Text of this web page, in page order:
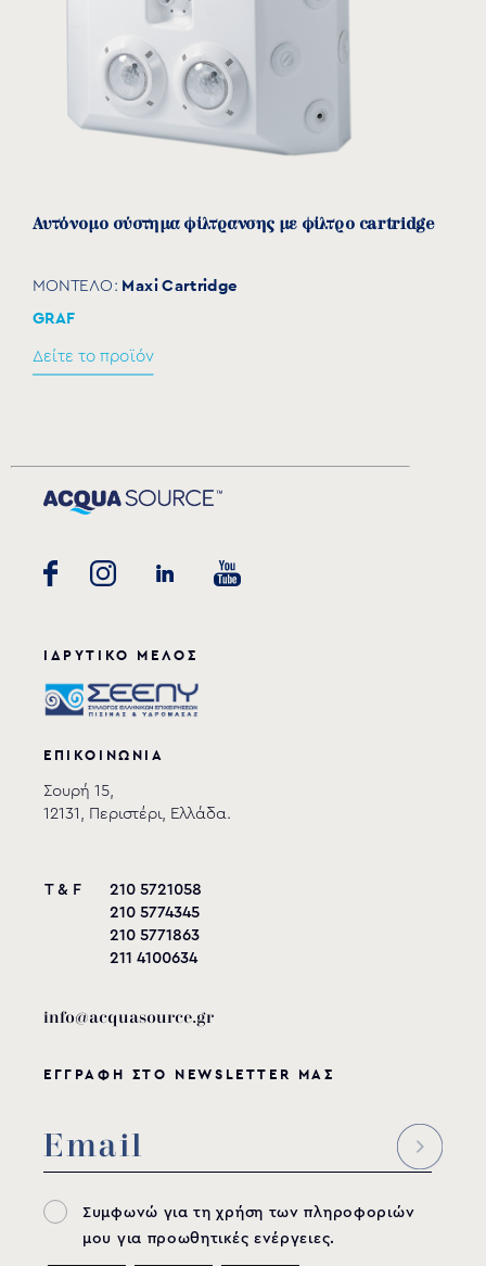
Δείτε το προϊόν
ΜΟΝΤΕΛΟ:
SALPH15
Δείτε το προϊόν
ΜΟΝΤΕΛΟ:
TECR010436 & TECR010410
GRAF
Αυτόνομο σύστημα φίλτρανσης με φίλτρο cartridge
ΜΟΝΤΕΛΟ: Maxi Cartridge
GRAF
Δείτε το προϊόν
ΙΔΡΥΤΙΚΟ ΜΕΛΟΣ
ΕΠΙΚΟΙΝΩΝΙΑ
Σουρή 15,
12131, Περιστέρι, Ελλάδα.
T & F
210 5721058
210 5774345
210 5771863
211 4100634
info@acquasource.gr
ΕΓΓΡΑΦΗ ΣΤΟ NEWSLETTER ΜΑΣ
Συμφωνώ για τη χρήση των πληροφοριών
μου για προωθητικές ενέργειες.